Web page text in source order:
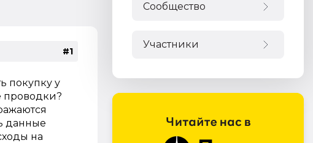
#1
покупку у
проводки?
данные
на
Сообщество
Участники